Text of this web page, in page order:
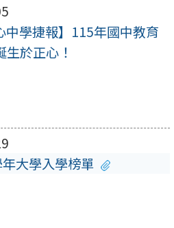
中學捷報】115年國中教育
於正心！
大學入學榜單